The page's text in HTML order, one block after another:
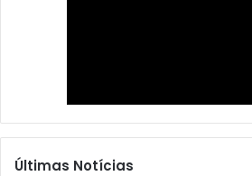
Últimas Notícias